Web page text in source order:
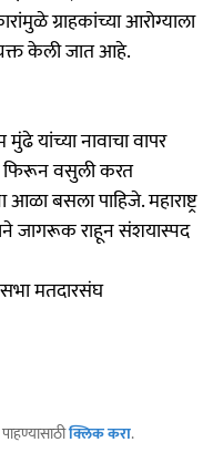
ग्राहकांच्या आरोग्याला
केली जात आहे.
यांच्या नावाचा वापर
फिरून वसुली करत
बसला पाहिजे. महाराष्ट्र
जागरूक राहून संशयास्पद
मतदारसंघ
क्लिक करा.